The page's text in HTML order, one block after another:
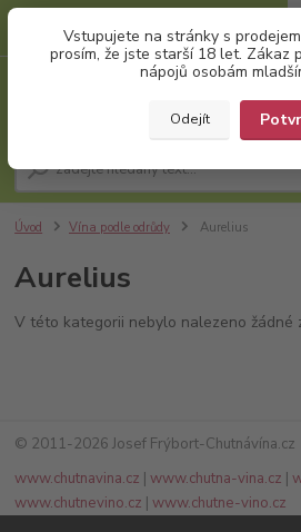
Vstupujete na stránky s
prosím, že jste starší 18 let. Zákaz
nápojů osobám
Odejít
(Po-Pá, 8:00-17:00)
Úvod Vína podle odrůdy Aurelius
Aurelius
V této kategorii nebylo nalezeno žádné
© 2011-2026 Josef Frýbort-Chutnávína.cz
www.chutnavina.cz |www.chutna-vina.cz |
www.chutnevino.cz |www.chutne-vino.cz